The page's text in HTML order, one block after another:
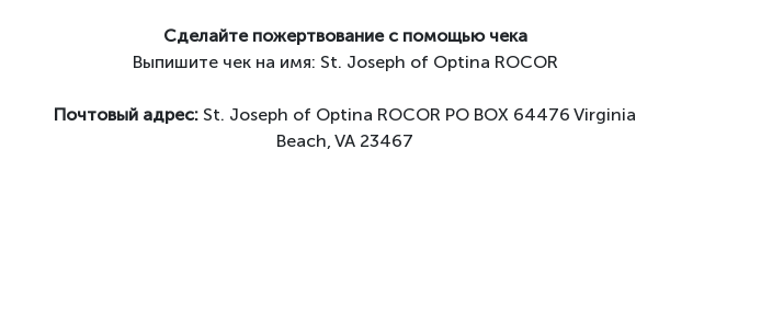
Сделайте пожертвование с помощью чека
Выпишите чек на имя: St. Joseph of Optina ROCOR
Почтовый адрес: St. Joseph of Optina ROCOR PO BOX 64476 Virginia
Beach, VA 23467